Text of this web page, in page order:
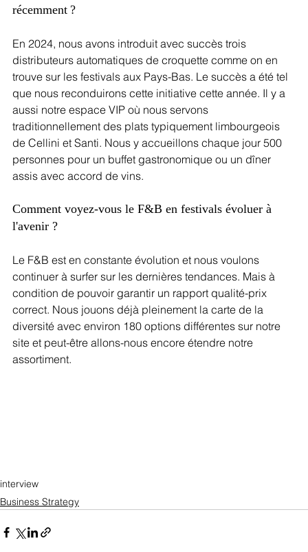
récemment ?
En 2024, nous avons introduit avec succès trois
distributeurs automatiques de croquette comme on en
trouve sur les festivals aux Pays-Bas. Le succès a été tel
que nous reconduirons cette initiative cette année. Il y a
aussi notre espace VIP où nous servons
traditionnellement des plats typiquement limbourgeois
de Cellini et Santi. Nous y accueillons chaque jour 500
personnes pour un buffet gastronomique ou un dîner
assis avec accord de vins.
Comment voyez-vous le F&B en festivals évoluer à
l'avenir ?
Le F&B est en constante évolution et nous voulons
continuer à surfer sur les dernières tendances. Mais à
condition de pouvoir garantir un rapport qualité-prix
correct. Nous jouons déjà pleinement la carte de la
diversité avec environ 180 options différentes sur notre
site et peut-être allons-nous encore étendre notre
assortiment.
interview
Business Strategy